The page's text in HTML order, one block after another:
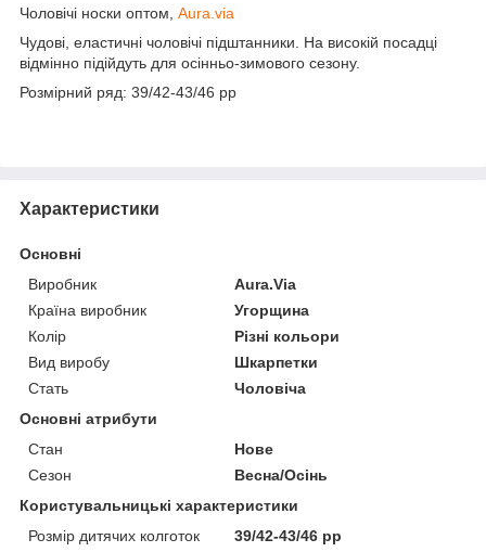
Чоловічі носки оптом, Aura.via
Чудові, еластичні чоловічі підштанники. На високій посадці
відмінно підійдуть для осінньо-зимового сезону.
Розмірний ряд: 39/42-43/46 pp
Характеристики
Основні
Виробник
Aura.Via
Країна виробник
Угорщина
Колір
Різні кольори
Вид виробу
Шкарпетки
Стать
Чоловіча
Основні атрибути
Стан
Нове
Сезон
Весна/Осінь
Користувальницькі характеристики
Розмір дитячих колготок
39/42-43/46 pp